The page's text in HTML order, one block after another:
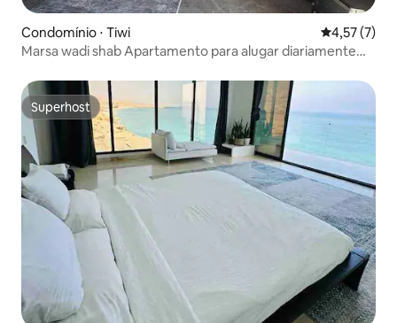
Condomínio ⋅ Tiwi 4,57 de
4,57 (7)
Marsa wadi shab Apartamento para alugar diariamente
Superhost
Superhost